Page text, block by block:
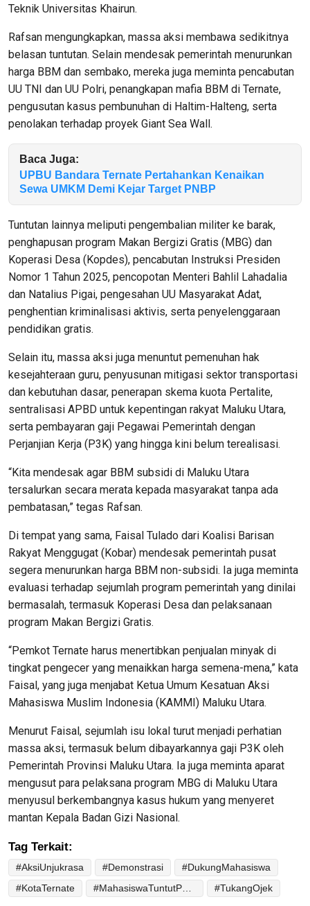
Teknik Universitas Khairun.
Rafsan mengungkapkan, massa aksi membawa sedikitnya
belasan tuntutan. Selain mendesak pemerintah menurunkan
harga BBM dan sembako, mereka juga meminta pencabutan
UU TNI dan UU Polri, penangkapan mafia BBM di Ternate,
pengusutan kasus pembunuhan di Haltim-Halteng, serta
penolakan terhadap proyek Giant Sea Wall.
Baca Juga:
UPBU Bandara Ternate Pertahankan Kenaikan
Sewa UMKM Demi Kejar Target PNBP
Tuntutan lainnya meliputi pengembalian militer ke barak,
penghapusan program Makan Bergizi Gratis (MBG) dan
Koperasi Desa (Kopdes), pencabutan Instruksi Presiden
Nomor 1 Tahun 2025, pencopotan Menteri Bahlil Lahadalia
dan Natalius Pigai, pengesahan UU Masyarakat Adat,
penghentian kriminalisasi aktivis, serta penyelenggaraan
pendidikan gratis.
Selain itu, massa aksi juga menuntut pemenuhan hak
kesejahteraan guru, penyusunan mitigasi sektor transportasi
dan kebutuhan dasar, penerapan skema kuota Pertalite,
sentralisasi APBD untuk kepentingan rakyat Maluku Utara,
serta pembayaran gaji Pegawai Pemerintah dengan
Perjanjian Kerja (P3K) yang hingga kini belum terealisasi.
“Kita mendesak agar BBM subsidi di Maluku Utara
tersalurkan secara merata kepada masyarakat tanpa ada
pembatasan,” tegas Rafsan.
Di tempat yang sama, Faisal Tulado dari Koalisi Barisan
Rakyat Menggugat (Kobar) mendesak pemerintah pusat
segera menurunkan harga BBM non-subsidi. Ia juga meminta
evaluasi terhadap sejumlah program pemerintah yang dinilai
bermasalah, termasuk Koperasi Desa dan pelaksanaan
program Makan Bergizi Gratis.
“Pemkot Ternate harus menertibkan penjualan minyak di
tingkat pengecer yang menaikkan harga semena-mena,” kata
Faisal, yang juga menjabat Ketua Umum Kesatuan Aksi
Mahasiswa Muslim Indonesia (KAMMI) Maluku Utara.
Menurut Faisal, sejumlah isu lokal turut menjadi perhatian
massa aksi, termasuk belum dibayarkannya gaji P3K oleh
Pemerintah Provinsi Maluku Utara. Ia juga meminta aparat
mengusut para pelaksana program MBG di Maluku Utara
menyusul berkembangnya kasus hukum yang menyeret
mantan Kepala Badan Gizi Nasional.
Tag Terkait:
#AksiUnjukrasa #Demonstrasi
#DukungMahasiswa
#KotaTernate
#TukangOjek